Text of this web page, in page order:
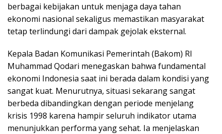
berbagai kebijakan untuk menjaga daya tahan
ekonomi nasional sekaligus memastikan masyarakat
tetap terlindungi dari dampak gejolak eksternal.
Kepala Badan Komunikasi Pemerintah (Bakom) RI
Muhammad Qodari menegaskan bahwa fundamental
ekonomi Indonesia saat ini berada dalam kondisi yang
sangat kuat. Menurutnya, situasi sekarang sangat
berbeda dibandingkan dengan periode menjelang
krisis 1998 karena hampir seluruh indikator utama
menunjukkan performa yang sehat. Ia menjelaskan